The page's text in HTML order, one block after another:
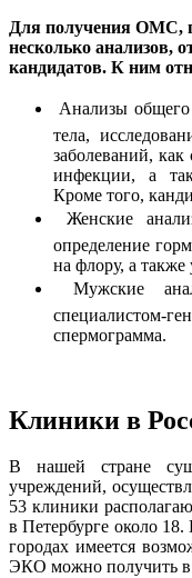
Для получения ОМС,
несколько анализов,
кандидатов. К ним
 Анализы
тела,
заболеваний,
инфекции, а
Кроме того,
 Женские
определение
на флору, а также
 Мужские
специалистом-
спермограмма.
Клиники в
В нашей стране
учреждений,
53 клиники
в Петербурге около
городах имеется
ЭКО можно получить